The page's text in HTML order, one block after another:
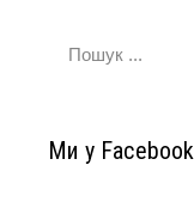
Ми у Facebook